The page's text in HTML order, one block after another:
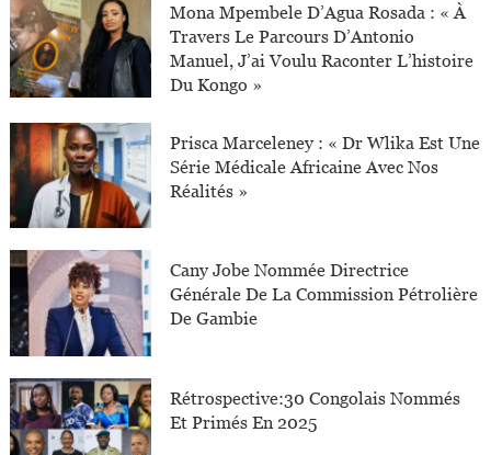
Mona Mpembele D’Agua Rosada : « À
Travers Le Parcours D’Antonio
Manuel, J’ai Voulu Raconter L’histoire
Du Kongo »
Prisca Marceleney : « Dr Wlika Est Une
Série Médicale Africaine Avec Nos
Réalités »
Cany Jobe Nommée Directrice
Générale De La Commission Pétrolière
De Gambie
Rétrospective:30 Congolais Nommés
Et Primés En 2025